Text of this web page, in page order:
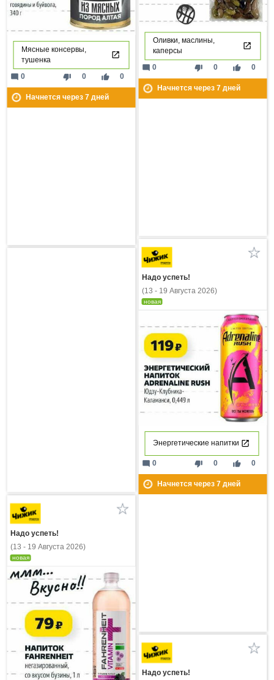
Мясные консервы,
тушенка
thumb_down 0 thumb_up 0
mode_comment 0
Начнется через 7дней
Оливки, маслины,
каперсы
thumb_down 0 thumb_up 0
mode_comment 0
Начнется через 7дней
Надо успеть!
(13 - 19 Августа 2026)
новая
Энергетические напитки
thumb_down 0 thumb_up 0
mode_comment 0
Начнется через 7дней
Надо успеть!
(13 - 19 Августа 2026)
новая
Надо успеть!